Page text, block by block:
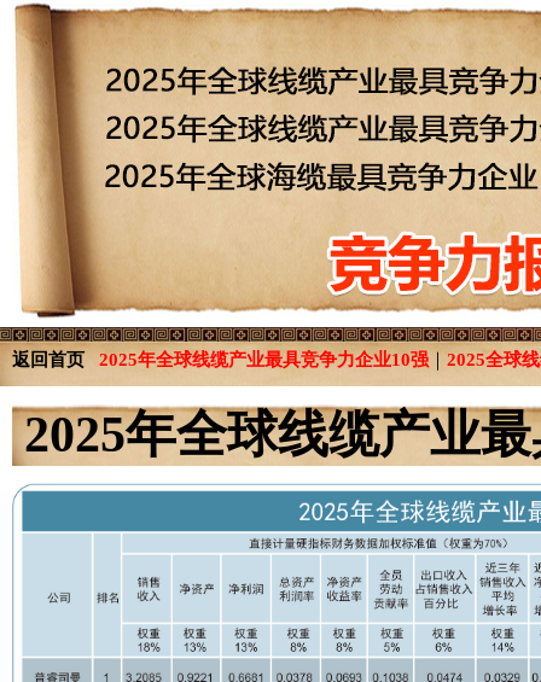
返回首页 2025年全球线缆产业最具竞争力企业10强 2025全球
2025年全球线缆产业